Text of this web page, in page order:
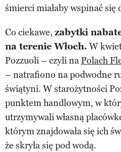
śmierci miałaby wspinać się
Co ciekawe, zabytki
na terenie Włoch. W
Pozzuoli – czyli naPolach
– natrafiono na podwodne
świątyni. W starożytności
punktem handlowym, w
utrzymywali własną
którym znajdowała się ich
że skryła się pod wodą.